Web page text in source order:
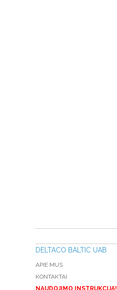
DELTACO BALTIC UAB
APIE MUS
KONTAKTAI
NAUDOJIMO INSTRUKCIJA!